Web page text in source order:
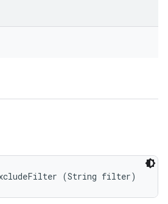
(String filter)